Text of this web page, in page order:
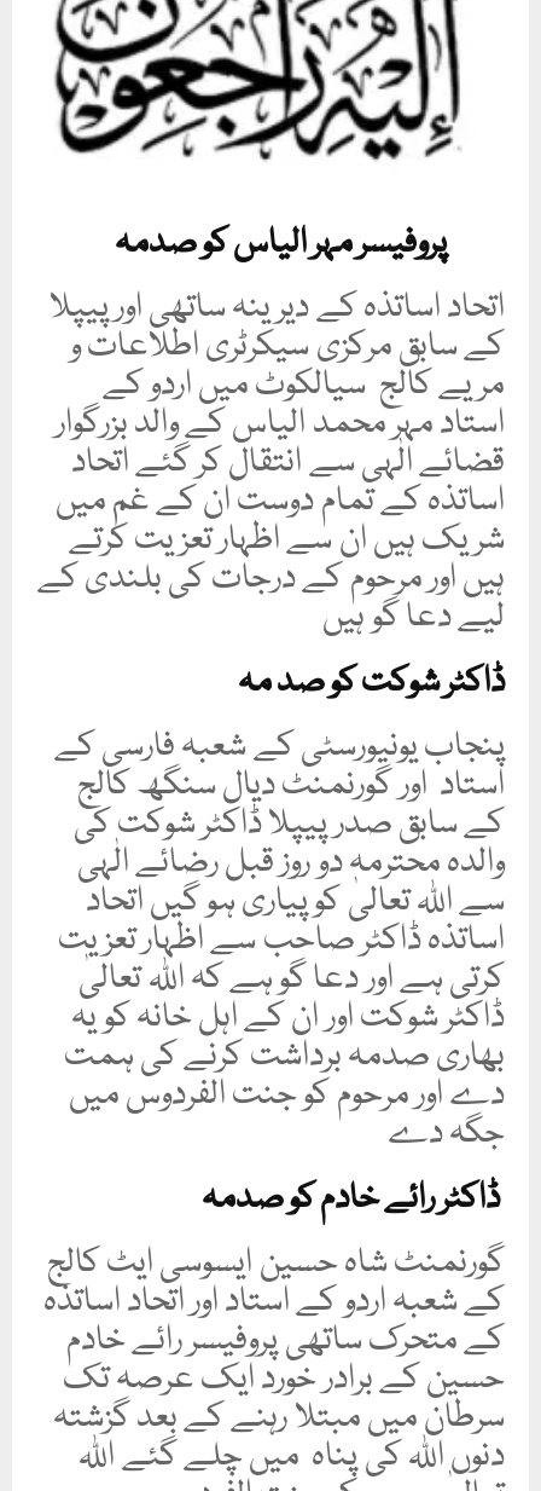
پروفیسر مہر الیاس کو صدمہ
اتحاد اساتذہ کے دیرینہ ساتھی اور پیپلا
کے سابق مرکزی سیکرٹری اطلاعات و
مریے کالج سیالکوٹ میں اردو کے
استاد مہر محمد الیاس کے والد بزرگوار
قضائے الٰہی سے انتقال کر گئے اتحاد
اساتذہ کے تمام دوست ان کے غم میں
شریک ہیں ان سے اظہار تعزیت کرتے
ہیں اور مرحوم کے درجات کی بلندی کے
لیے دعا گو ہیں
ڈاکٹر شوکت کو صد مہ
پنجاب یونیورسٹی کے شعبہ فارسی کے
استاد اور گورنمنٹ دیال سنگھ کالج
کے سابق صدر پیپلا ڈاکٹر شوکت کی
والدہ محترمہ دو روز قبل رضائے الٰہی
سے اللہ تعالیٰ کو پیاری ہو گیں اتحاد
اساتذہ ڈاکٹر صاحب سے اظہار تعزیت
کرتی ہے اور دعا گو ہے کہ اللہ تعالیٰ
ڈاکٹر شوکت اور ان کے اہل خانہ کو یہ
بھاری صدمہ برداشت کرنے کی ہمت
دے اور مرحوم کو جنت الفردوس میں
جگہ دے
ڈاکٹر رائے خادم کو صدمہ
گورنمنٹ شاہ حسین ایسوسی ایٹ کالج
کے شعبہ اردو کے استاد اور اتحاد اساتذہ
کے متحرک ساتھی پروفیسر رائے خادم
حسین کے برادر خورد ایک عرصہ تک
سرطان میں مبتلا رہنے کے بعد گزشتہ
دنوں اللہ کی پناہ میں چلے گئے اللہ